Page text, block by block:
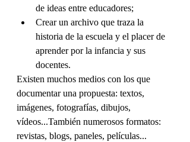
de ideas entre educadores;
Crear un archivo que traza la
historia de la escuela y el placer de
aprender por la infancia y sus
docentes.
Existen muchos medios con los que
documentar una propuesta: textos,
imágenes, fotografías, dibujos,
vídeos...También numerosos formatos:
revistas, blogs, paneles, películas...